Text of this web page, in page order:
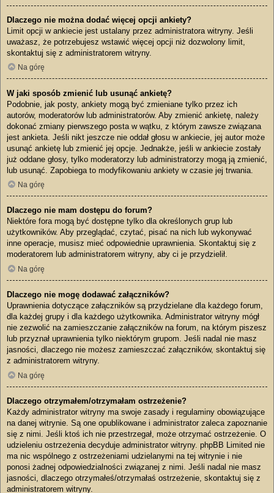
Dlaczego nie można dodać więcej opcji ankiety?
Limit opcji w ankiecie jest ustalany przez administratora witryny. Jeśli
uważasz, że potrzebujesz wstawić więcej opcji niż dozwolony limit,
skontaktuj się z administratorem witryny.
Na górę
W jaki sposób zmienić lub usunąć ankietę?
Podobnie, jak posty, ankiety mogą być zmieniane tylko przez ich
autorów, moderatorów lub administratorów. Aby zmienić ankietę, należy
dokonać zmiany pierwszego posta w wątku, z którym zawsze związana
jest ankieta. Jeśli nikt jeszcze nie oddał głosu w ankiecie, jej autor może
usunąć ankietę lub zmienić jej opcje. Jednakże, jeśli w ankiecie zostały
już oddane głosy, tylko moderatorzy lub administratorzy mogą ją zmienić,
lub usunąć. Zapobiega to modyfikowaniu ankiety w czasie jej trwania.
Na górę
Dlaczego nie mam dostępu do forum?
Niektóre fora mogą być dostępne tylko dla określonych grup lub
użytkowników. Aby przeglądać, czytać, pisać na nich lub wykonywać
inne operacje, musisz mieć odpowiednie uprawnienia. Skontaktuj się z
moderatorem lub administratorem witryny, aby ci je przydzielił.
Na górę
Dlaczego nie mogę dodawać załączników?
Uprawnienia dotyczące załączników są przydzielane dla każdego forum,
dla każdej grupy i dla każdego użytkownika. Administrator witryny mógł
nie zezwolić na zamieszczanie załączników na forum, na którym piszesz
lub przyznał uprawnienia tylko niektórym grupom. Jeśli nadal nie masz
jasności, dlaczego nie możesz zamieszczać załączników, skontaktuj się
z administratorem witryny.
Na górę
Dlaczego otrzymałem/otrzymałam ostrzeżenie?
Każdy administrator witryny ma swoje zasady i regulaminy obowiązujące
na danej witrynie. Są one opublikowane i administrator zaleca zapoznanie
się z nimi. Jeśli ktoś ich nie przestrzegał, może otrzymać ostrzeżenie. O
udzieleniu ostrzeżenia decyduje administrator witryny. phpBB Limited nie
ma nic wspólnego z ostrzeżeniami udzielanymi na tej witrynie i nie
ponosi żadnej odpowiedzialności związanej z nimi. Jeśli nadal nie masz
jasności, dlaczego otrzymałeś/otrzymałaś ostrzeżenie, skontaktuj się z
administratorem witryny.